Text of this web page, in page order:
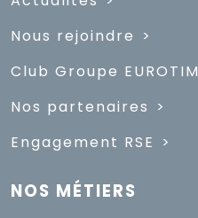
Nous rejoindre
Club Groupe EUROTIM
Nos partenaires
Engagement RSE
NOS MÉTIERS